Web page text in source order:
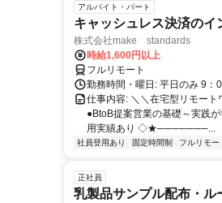
アルバイト・パート
キャッシュレス決済の
株式会社make standards
時給1,600円以上
フルリモート
勤務時間・曜日: 平日のみ 9：
仕事内容: ＼＼在宅型リモ
●BtoB提案営業の基礎～実践
用実績あり ◇★───────...
社員登用あり 固定時間制 フルリモー
正社員
乳製品サンプル配布・ル